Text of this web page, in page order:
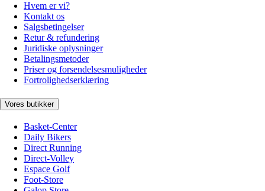
Hvem er vi?
Kontakt os
Salgsbetingelser
Retur & refundering
Juridiske oplysninger
Betalingsmetoder
Priser og forsendelsesmuligheder
Fortrolighedserklæring
Vores butikker
Basket-Center
Daily Bikers
Direct Running
Direct-Volley
Espace Golf
Foot-Store